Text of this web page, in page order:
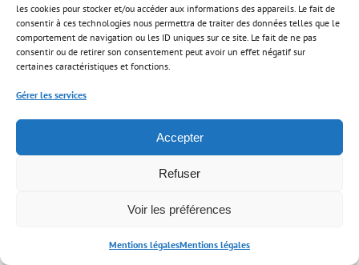
les cookies pour stocker et/ou accéder aux informations des appareils. Le fait de
consentir à ces technologies nous permettra de traiter des données telles que le
comportement de navigation ou les ID uniques sur ce site. Le fait de ne pas
consentir ou de retirer son consentement peut avoir un effet négatif sur
certaines caractéristiques et fonctions.
Gérer les services
Accepter
Refuser
Voir les préférences
Mentions légalesMentions légales
Lire la suite
16
02 2022
exercices CE1
exercices gratuits
Le son “é” (é,er,ez,et) : leçon et exercices CE1
mentales, exercices gratuits pour Dys
0 commentaire
×
Devenir enseignant Documentation